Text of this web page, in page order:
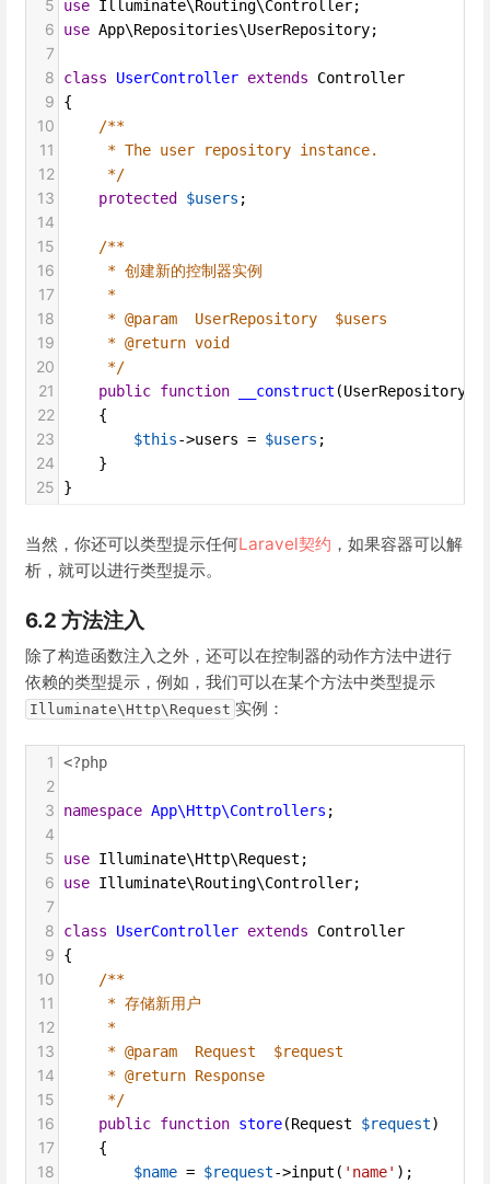
5 use Illuminate\Routing\Controller;
6 use App\Repositories\UserRepository;
7
8
class UserController extends Controller
9 {
10 /**
11 * The user repository instance.
12 */
13 protected $users ;
14
15
/**
16 * 创建新的控制器实例
17 *
18 * @param  UserRepository  $users
19 * @return void
20 */
21 public function __construct (UserRepository
22
    {
23 $this->users = $users ;
24
    }
25 }
当然，你还可以类型提示任何Laravel契约 ，如果容器可以解
析，就可以进行类型提示。
6.2 方法注入
除了构造函数注入之外，还可以在控制器的动作方法中进行
依赖的类型提示，例如，我们可以在某个方法中类型提示
Illuminate\Http\Request 实例：
1 <?php
2
3
namespace App\Http\Controllers ;
4
5
use Illuminate\Http\Request ;
6 use Illuminate\Routing\Controller;
7
8
class UserController extends Controller
9 {
10 /**
11 * 存储新用户
12 *
13 * @param  Request  $request
14 * @return Response
15 */
16 public function store(Request $request)
17
    {
18 $name = $request->input ( 'name' );